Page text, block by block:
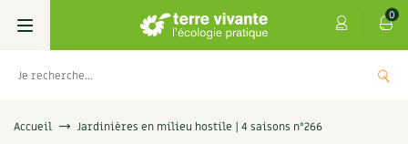
0
Livres
Accueil Jardinières en milieu hostile | 4 saisons n°266